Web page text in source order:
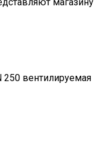
250 вентилируемая